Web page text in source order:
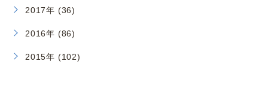
2017年 (36)
2016年 (86)
2015年 (102)